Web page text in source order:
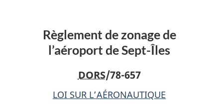
Sept-
Îles
de
Sept-
de
Sept-
Règlement de zonage de
l’aéroport de Sept-Îles
DORS/78-657
LOI SUR L’AÉRONAUTIQUE